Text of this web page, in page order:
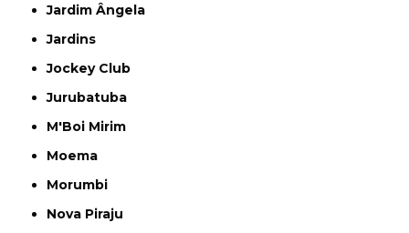
Jardim Ângela
Jardins
Jockey Club
Jurubatuba
M'Boi Mirim
Moema
Morumbi
Nova Piraju